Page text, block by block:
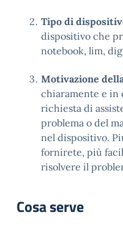
Tipo di
dispositivo che
notebook, lim,
Motivazione
chiaramente e in
richiesta di
problema o del
nel dispositivo.
fornirete, più
risolvere il
Cosa serve